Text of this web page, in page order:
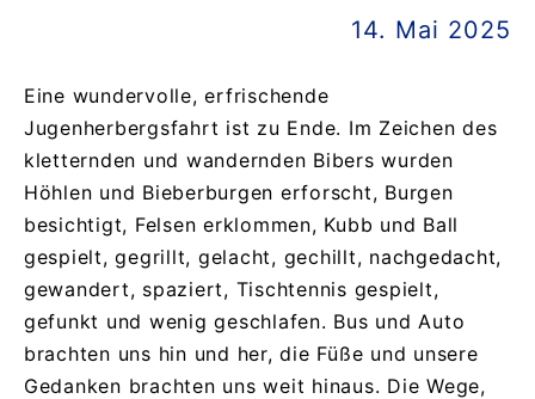
14. Mai 2025
Eine wundervolle, erfrischende
Jugenherbergsfahrt ist zu Ende. Im Zeichen des
kletternden und wandernden Bibers wurden
Höhlen und Bieberburgen erforscht, Burgen
besichtigt, Felsen erklommen, Kubb und Ball
gespielt, gegrillt, gelacht, gechillt, nachgedacht,
gewandert, spaziert, Tischtennis gespielt,
gefunkt und wenig geschlafen. Bus und Auto
brachten uns hin und her, die Füße und unsere
Gedanken brachten uns weit hinaus. Die Wege,